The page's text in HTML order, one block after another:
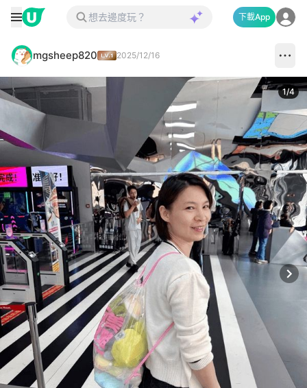
下載App
mgsheep820 2025/12/16
1/4